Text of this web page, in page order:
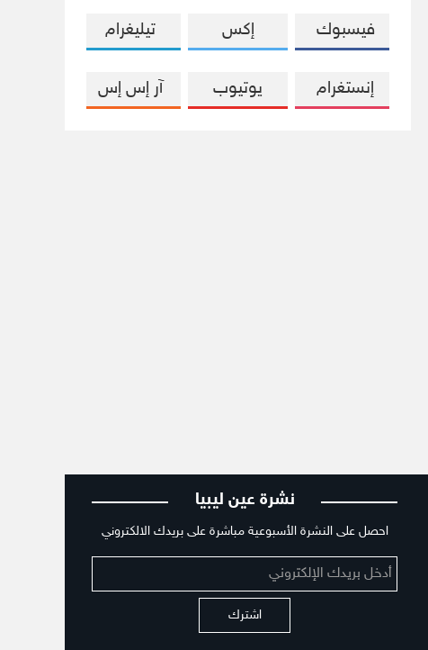
فيسبوك إكس تيليغرام
إنستغرام يوتيوب آر إس إس
نشرة عين ليبيا
احصل على النشرة الأسبوعية مباشرة على بريدك الالكتروني
اشترك